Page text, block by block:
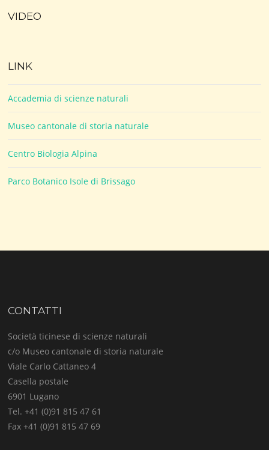
VIDEO
LINK
Accademia di scienze naturali
Museo cantonale di storia naturale
Centro Biologia Alpina
Parco Botanico Isole di Brissago
CONTATTI
Società ticinese di scienze naturali
c/o Museo cantonale di storia naturale
Viale Carlo Cattaneo 4
Casella postale
6901 Lugano
Tel. +41 (0)91 815 47 61
Fax +41 (0)91 815 47 69